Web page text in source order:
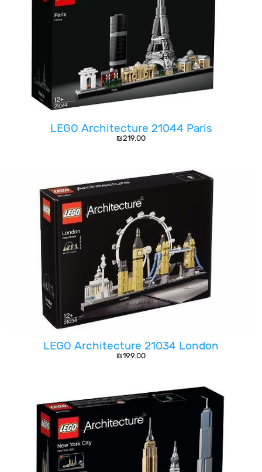
LEGO Architecture 21044 Paris
₪219.00
LEGO Architecture 21034 London
₪199.00